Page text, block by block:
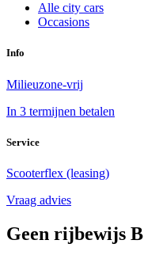
Alle city cars
Occasions
Info
Milieuzone-vrij
In 3 termijnen betalen
Service
Scooterflex (leasing)
Vraag advies
Geen rijbewijs B